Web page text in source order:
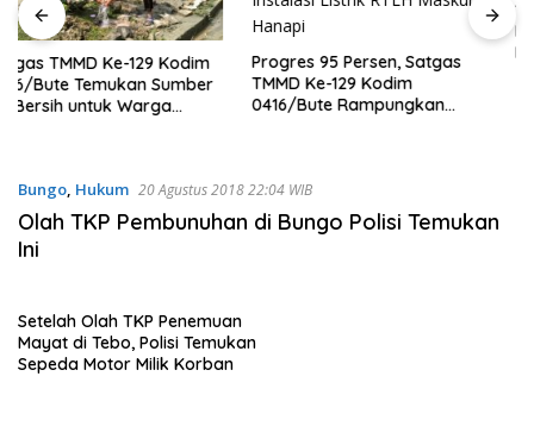
Progres 95 Persen, Satgas
TMMD Ke-129 Kodim
0416/Bute Rampungkan
10 Negara dengan Populasi
Muslim Terbesar di Dunia dan
Fakta Menariknya
Bungo, Hukum 20 Agustus 2018 22:04 WIB
Olah TKP Pembunuhan di Bungo Polisi Temukan
Ini
Setelah Olah TKP Penemuan
Mayat di Tebo, Polisi Temukan
Sepeda Motor Milik Korban